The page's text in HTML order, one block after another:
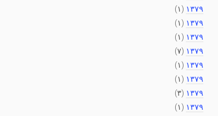
۱۳۷۹ (۱)
۱۳۷۹ (۱)
۱۳۷۹ (۱)
۱۳۷۹ (۷)
۱۳۷۹ (۱)
۱۳۷۹ (۱)
۱۳۷۹ (۳)
۱۳۷۹ (۱)